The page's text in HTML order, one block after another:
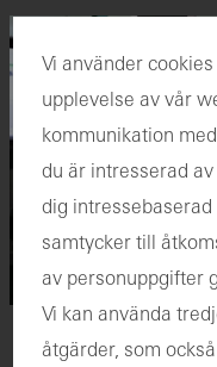
Med vår
Vi använder
upplevelse av vår
kommunikation
du är intresserad
dig
samtycker till
av personuppgifter
Vi kan använda
åtgärder, som